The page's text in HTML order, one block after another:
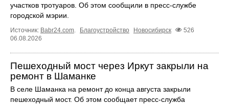
участков тротуаров. Об этом сообщили в пресс-службе
городской мэрии.
Источник: Babr24.com. Благоустройство Новосибирск
526
06.08.2026
Пешеходный мост через Иркут закрыли на
ремонт в Шаманке
В селе Шаманка на ремонт до конца августа закрыли
пешеходный мост. Об этом сообщает пресс‑служба